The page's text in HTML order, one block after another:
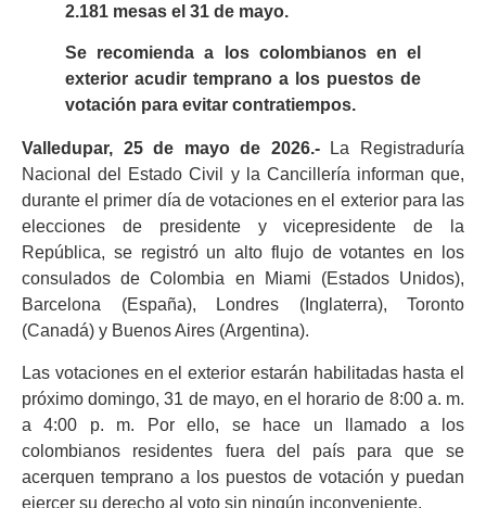
2.181 mesas el 31 de mayo.
Se recomienda a los colombianos en el
exterior acudir temprano a los puestos de
votación para evitar contratiempos.
Valledupar, 25 de mayo de 2026.-La Registraduría
Nacional del Estado Civil y la Cancillería informan que,
durante el primer día de votaciones en el exterior para las
elecciones de presidente y vicepresidente de la
República, se registró un alto flujo de votantes en los
consulados de Colombia en Miami (Estados Unidos),
Barcelona (España), Londres (Inglaterra), Toronto
(Canadá) y Buenos Aires (Argentina).
Las votaciones en el exterior estarán habilitadas hasta el
próximo domingo, 31 de mayo, en el horario de 8:00 a. m.
a 4:00 p. m. Por ello, se hace un llamado a los
colombianos residentes fuera del país para que se
acerquen temprano a los puestos de votación y puedan
ejercer su derecho al voto sin ningún inconveniente.